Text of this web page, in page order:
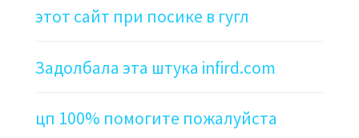
этот сайт при посике в гугл
Задолбала эта штука infird.com
цп 100% помогите пожалуйста